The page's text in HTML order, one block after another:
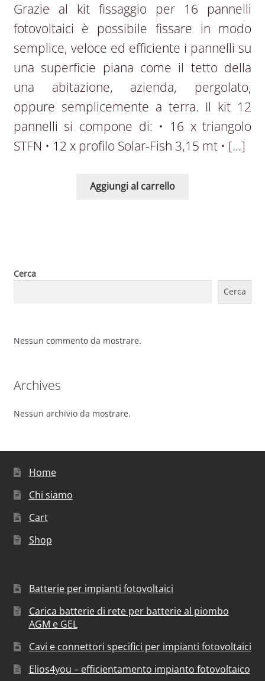
Grazie al kit fissaggio per 16 pannelli
fotovoltaici è possibile fissare in modo
semplice, veloce ed efficiente i pannelli su
una superficie piana come il tetto della
una abitazione, azienda, pergolato,
oppure semplicemente a terra. Il kit 12
pannelli si compone di: • 16 x triangolo
STFN • 12 x profilo Solar-Fish 3,15 mt • […]
Aggiungi al carrello
Cerca
Cerca
Nessun commento da mostrare.
Archives
Nessun archivio da mostrare.
Home
Chi siamo
Cart
Shop
Batterie per impianti fotovoltaici
Carica batterie di rete per batterie al piombo
AGM e GEL
Cavi e connettori specifici per impianti fotovoltaici
Elios4you – efficientamento impianto fotovoltaico